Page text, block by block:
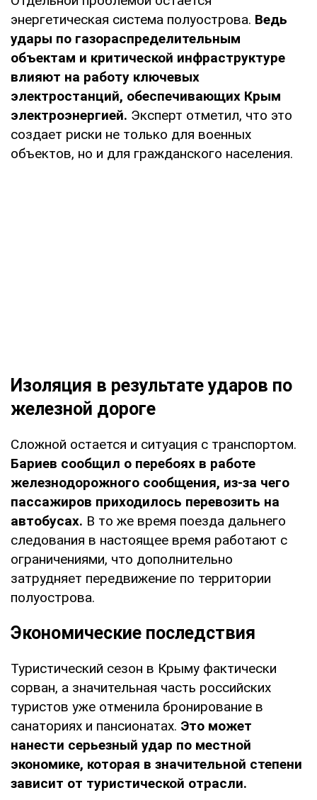
энергетическая система полуострова. Ведь
удары по газораспределительным
объектам и критической инфраструктуре
влияют на работу ключевых
электростанций, обеспечивающих Крым
электроэнергией. Эксперт отметил, что это
создает риски не только для военных
объектов, но и для гражданского населения.
Изоляция в результате ударов по
железной дороге
Сложной остается и ситуация с транспортом.
Бариев сообщил о перебоях в работе
железнодорожного сообщения, из-за чего
пассажиров приходилось перевозить на
автобусах. В то же время поезда дальнего
следования в настоящее время работают с
ограничениями, что дополнительно
затрудняет передвижение по территории
полуострова.
Экономические последствия
Туристический сезон в Крыму фактически
сорван, а значительная часть российских
туристов уже отменила бронирование в
санаториях и пансионатах. Это может
нанести серьезный удар по местной
экономике, которая в значительной степени
зависит от туристической отрасли.